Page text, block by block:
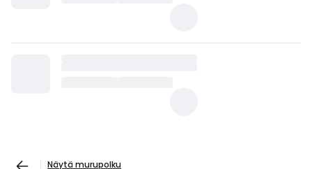
Näytä murupolku